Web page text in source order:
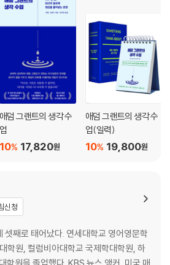
설명의 위력 | 명사에 대한 호감: 명사가 동사
롤모델이 아닌 이유
력문화, 컬트, 악마의 변호인이라는 낭설
: 헌신형 조직문화가 품은 양날의 칼 | 색다
와 친분이 있는 악마 | 탄광 속 카나리아를 발
때 | 진실의 순간 | 세상을 바꿀 힘이 있는
기: 불안감, 무관심, 엇갈리는 감정, 분노 다스
정적인 힘 | 믿음을 버리지 마라 | 외부의 힘
힘 | 절체절명의 위기 | 중단 없는 전진 | 불난
애덤 그랜트의 생각 수
업
17,820원
10%
애덤 그랜트의 생각 수
업(일력)
19,800원
10%
신청
째로 태어났다. 연세대학교 영어영문학
학원, 컬럼비아대학교 국제학대학원, 하